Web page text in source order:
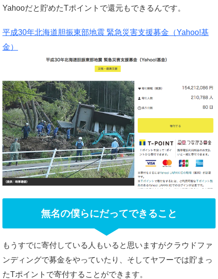
Yahooだと貯めたTポイントで還元もできるんです。
平成30年北海道胆振東部地震 緊急災害支援募金（Yahoo!基
金）
無名の僕らにだってできること
もうすでに寄付している人もいると思いますがクラウドファ
ンディングで募金をやっていたり、そしてヤフーでは貯まっ
たTポイントで寄付することができます。